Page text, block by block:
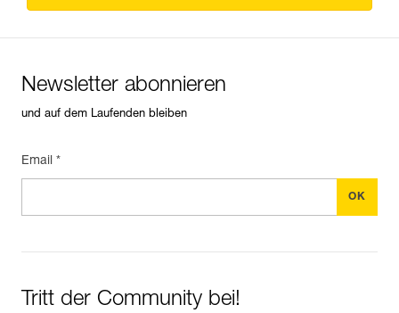
Newsletter abonnieren
und auf dem Laufenden bleiben
Email *
Tritt der Community bei!